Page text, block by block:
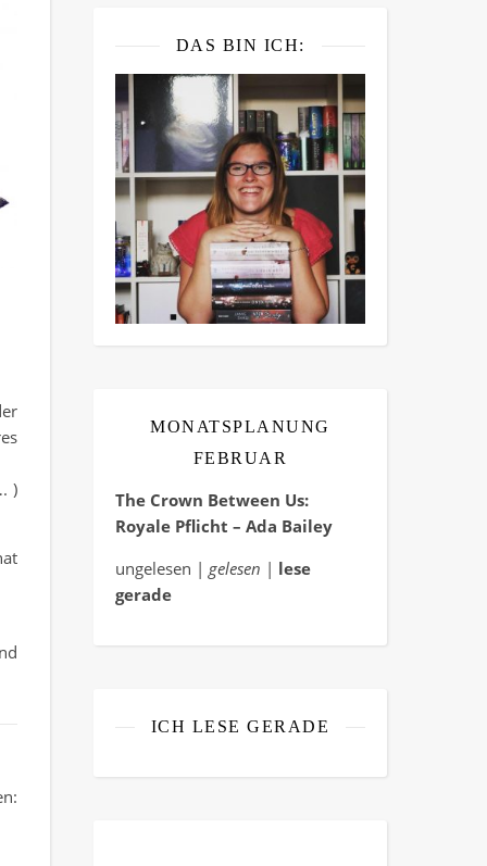
)
DAS BIN ICH:
MONATSPLANUNG
FEBRUAR
The Crown Between Us:
Royale Pflicht – Ada Bailey
ungelesen | gelesen | lese
gerade
ICH LESE GERADE